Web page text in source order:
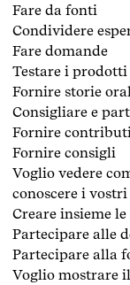
Fare da fonti
Condividere
Fare domande
Testare i prodotti
Fornire storie
Consigliare e
Fornire
Fornire consigli
Voglio vedere
conoscere i
Creare insieme
Partecipare alle
Partecipare alla
Voglio mostrare